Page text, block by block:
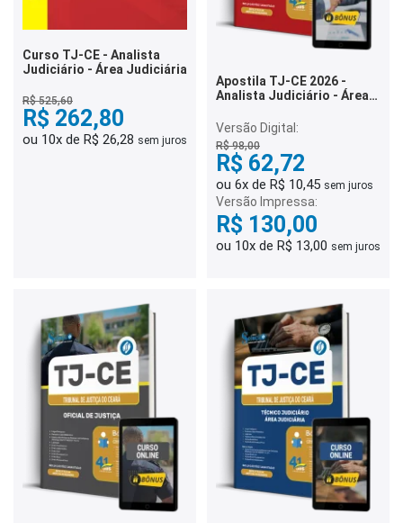
Curso TJ-CE - Analista
Judiciário - Área Judiciária
R$ 525,60
R$ 262,80
ou 10x de R$ 26,28 sem juros
Apostila TJ-CE 2026 -
Analista Judiciário - Área
Especialidade
Contabilidade
Versão Digital:
R$ 98,00
R$ 62,72
ou 6x de R$ 10,45 sem juros
Versão Impressa:
R$ 130,00
ou 10x de R$ 13,00 sem juros